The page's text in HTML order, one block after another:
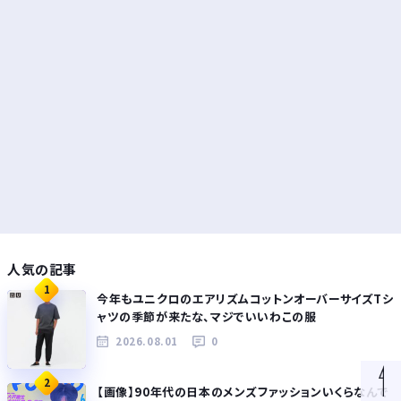
人気の記事
1
今年もユニクロのエアリズムコットンオーバーサイズTシ
ャツの季節が来たな、マジでいいわこの服
2026.08.01 0
2
【画像】90年代の日本のメンズファッションいくらなんで